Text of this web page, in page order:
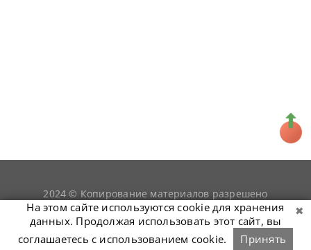
2024 © Копирование материалов разрешено
только при условии гиперссылки наsnookerist.ru
На этом сайте используются cookie для хранения
данных. Продолжая использовать этот сайт, вы
соглашаетесь с использованием cookie.
Принять